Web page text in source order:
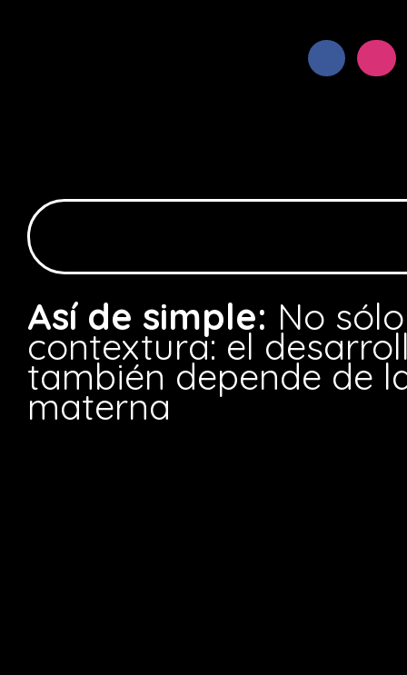
Así de simple: No
contextura: el
también depende de
materna